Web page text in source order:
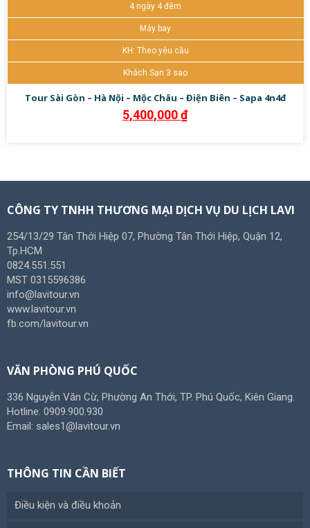
4 ngày 4 đêm
Máy bay
KH: Theo yêu cầu
Khách Sạn 3 sao
Tour Sài Gòn – Hà Nội – Mộc Châu – Điện Biên – Sapa 4n4đ
5,400,000₫
CÔNG TY TNHH THƯƠNG MẠI DỊCH VỤ DU LỊCH LAVI
254/13/29 Tân Thới Hiệp 07, Phường Tân Thới Hiệp, Quận 12,
Tp.HCM
0824.551.551
MST 0315596386
info@lavitour.vn
www.lavitour.vn
fb.com/lavitour.vn
VĂN PHÒNG PHÚ QUỐC
336 Nguyễn Văn Cừ, Phường An Thới, TP. Phú Quốc, Kiên Giang.
Hotline: 0909.900.930
Email: sales1@lavitour.vn
THÔNG TIN CẦN BIẾT
Điều kiện và điều khoản